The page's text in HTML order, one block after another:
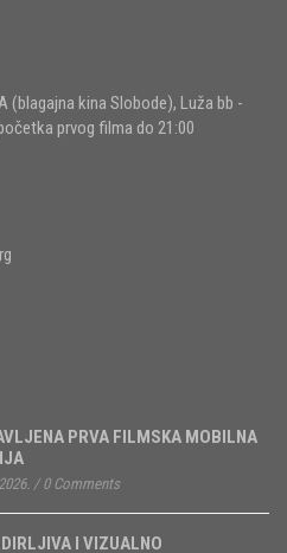
(blagajna kina Slobode), Luža bb -
prvog filma do 21:00
PRVA FILMSKA MOBILNA
/ 0 Comments
I VIZUALNO